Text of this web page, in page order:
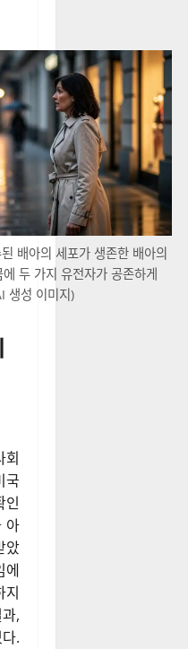
배아의 세포가 생존한 배아의
두 가지 유전자가 공존하게
생성 이미지)
회
국
인
아
았
에
지
,
.